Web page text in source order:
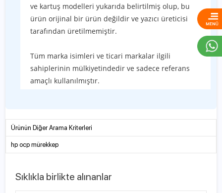
ve kartuş modelleri yukarıda belirtilmiş olup, bu
ürün orijinal bir ürün değildir ve yazıcı üreticisi
tarafından üretilmemiştir.
Tüm marka isimleri ve ticari markalar ilgili
sahiplerinin mülkiyetindedir ve sadece referans
amaçlı kullanılmıştır.
Ürünün Diğer Arama Kriterleri
hp ocp mürekkep
Sıklıkla birlikte alınanlar